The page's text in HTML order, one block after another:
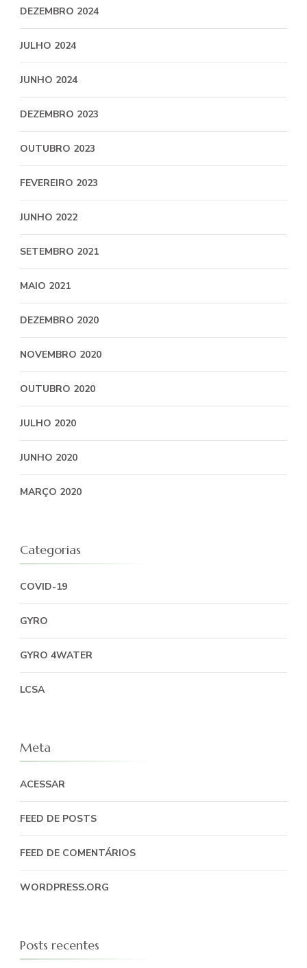
DEZEMBRO 2024
JULHO 2024
JUNHO 2024
DEZEMBRO 2023
OUTUBRO 2023
FEVEREIRO 2023
JUNHO 2022
SETEMBRO 2021
MAIO 2021
DEZEMBRO 2020
NOVEMBRO 2020
OUTUBRO 2020
JULHO 2020
JUNHO 2020
MARÇO 2020
Categorias
COVID-19
GYRO
GYRO 4WATER
LCSA
Meta
ACESSAR
FEED DE POSTS
FEED DE COMENTÁRIOS
WORDPRESS.ORG
Posts recentes